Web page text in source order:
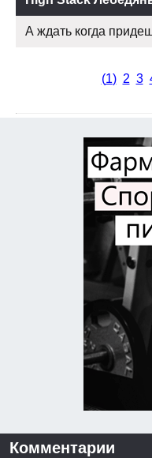
А ждать когда
(1) 2 3
Комментарии